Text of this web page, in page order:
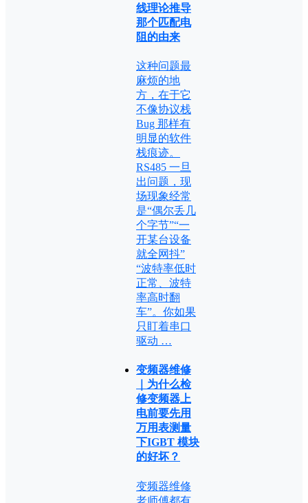
线理论推导
那个匹配电
阻的由来
这种问题最
麻烦的地
方，在于它
不像协议栈
Bug 那样有
明显的软件
栈痕迹。
RS485 一旦
出问题，现
场现象经常
是“偶尔丢几
个字节”“一
开某台设备
就全网抖”
“波特率低时
正常、波特
率高时翻
车”。你如果
只盯着串口
驱动 …
变频器维修
｜为什么检
修变频器上
电前要先用
万用表测量
下IGBT 模块
的好坏？
变频器维修
老师傅都有